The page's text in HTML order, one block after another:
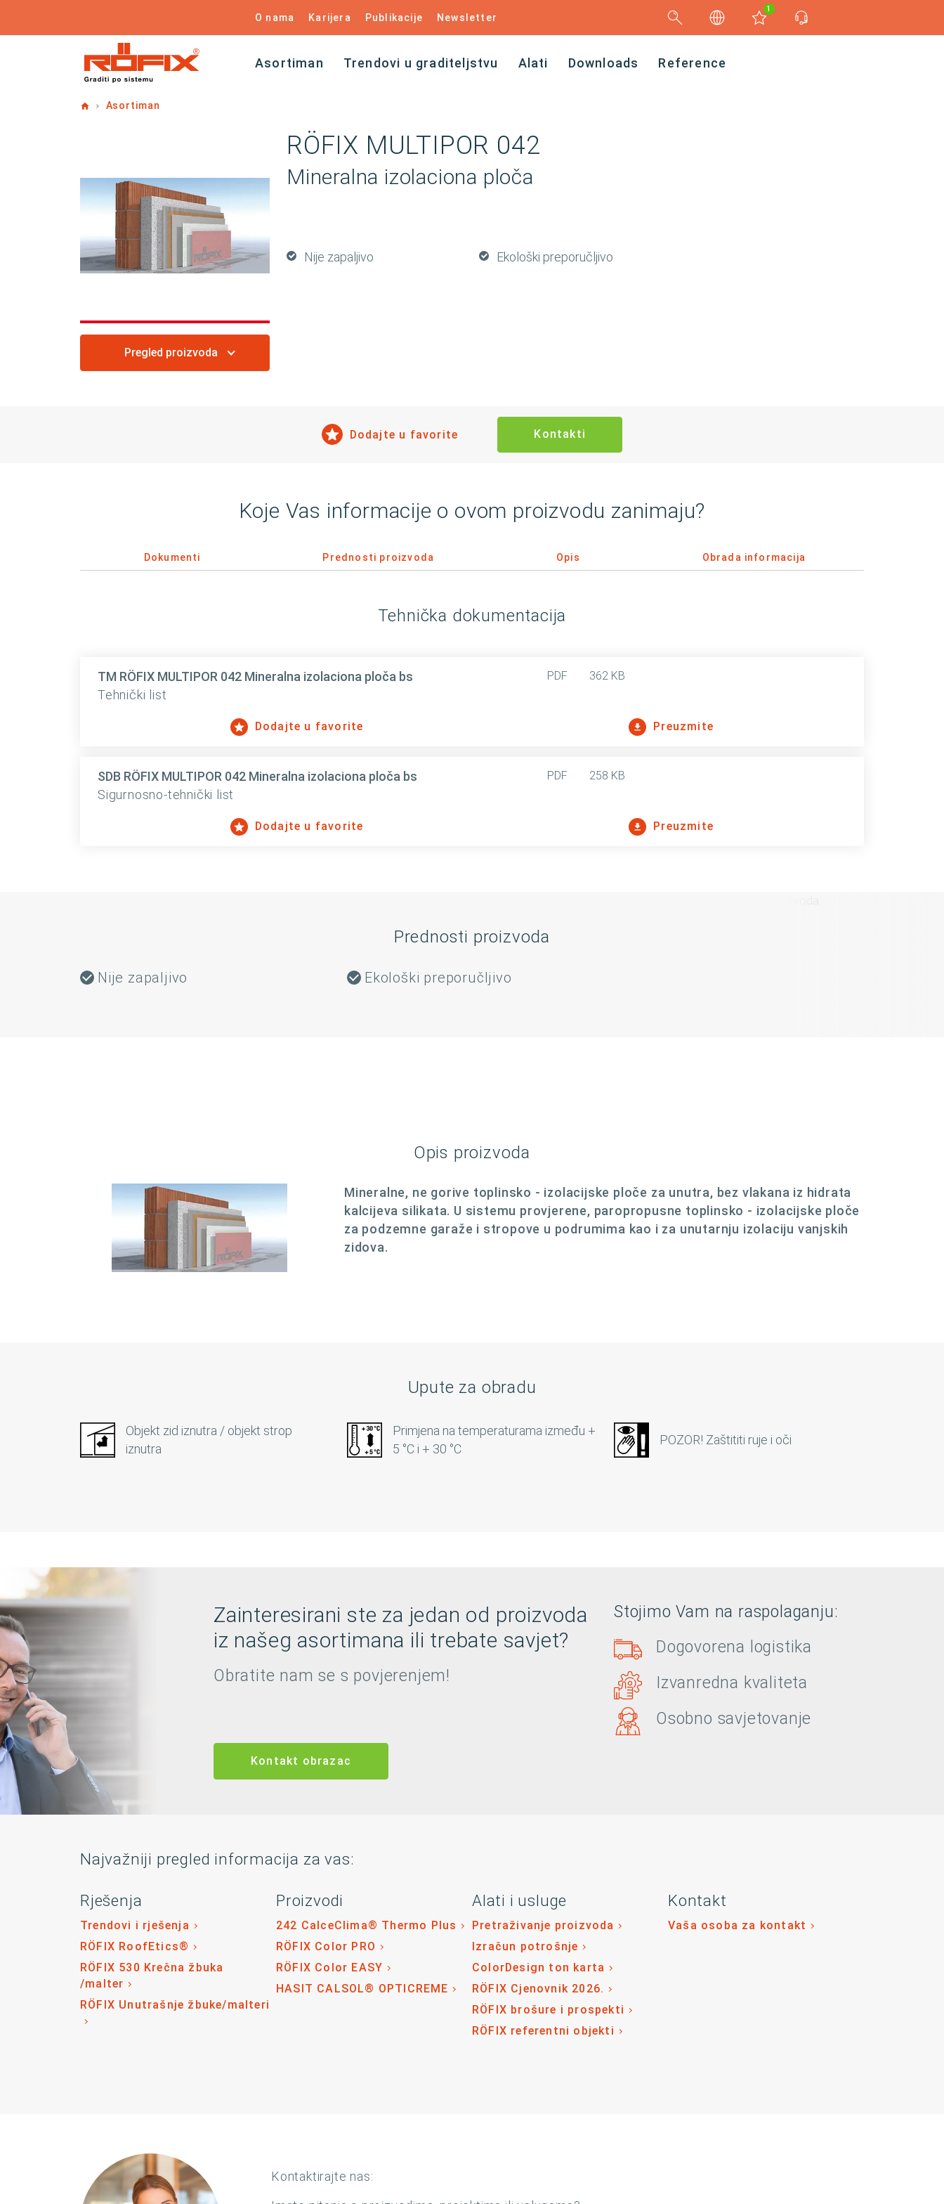
O nama Karijera Publikacije Newsletter
1
Asortiman Trendovi u graditeljstvu Alati Downloads Reference
HomeAsortiman
RÖFIX MULTIPOR 042
Mineralna izolaciona ploča
Nije zapaljivo Ekološki preporučljivo
Pregled proizvoda
Dodajte u favorite Kontakti
Koje Vas informacije o ovom proizvodu zanimaju?
Dokumenti Prednosti proizvoda Opis Obrada informacija
Tehnička dokumentacija
TM RÖFIX MULTIPOR 042 Mineralna izolaciona ploča bs
Tehnički list
PDF 362 KB
Dodajte u favorite Preuzmite
SDB RÖFIX MULTIPOR 042 Mineralna izolaciona ploča bs
Sigurnosno-tehnički list
PDF 258 KB
Dodajte u favorite Preuzmite
Prednosti proizvoda
Nije zapaljivo Ekološki preporučljivo
Opis proizvoda
Mineralne, ne gorive toplinsko - izolacijske ploče za unutra, bez vlakana iz hidrata
kalcijeva silikata. U sistemu provjerene, paropropusne toplinsko - izolacijske ploče
za podzemne garaže i stropove u podrumima kao i za unutarnju izolaciju vanjskih
zidova.
Upute za obradu
Objekt zid iznutra / objekt strop
iznutra
Primjena na temperaturama između +
5 °C i + 30 °C
POZOR! Zaštititi ruje i oči
Zainteresirani ste za jedan od proizvoda
iz našeg asortimana ili trebate savjet?
Obratite nam se s povjerenjem!
Stojimo Vam na raspolaganju:
Dogovorena logistika
Izvanredna kvaliteta
Osobno savjetovanje
Kontakt obrazac
Najvažniji pregled informacija za vas:
Rješenja
Trendovi i rješenja
RÖFIX RoofEtics®
RÖFIX 530 Krečna žbuka
/malter
RÖFIX Unutrašnje žbuke/malteri
Proizvodi
242 CalceClima® Thermo Plus
RÖFIX Color PRO
RÖFIX Color EASY
HASIT CALSOL® OPTICREME
Alati i usluge
Pretraživanje proizvoda
Izračun potrošnje
ColorDesign ton karta
RÖFIX Cjenovnik 2026.
RÖFIX brošure i prospekti
RÖFIX referentni objekti
Kontakt
Vaša osoba za kontakt
Kontaktirajte nas: